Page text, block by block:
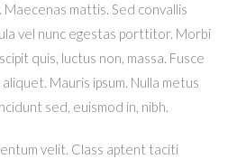
mattis. Sed convallis
vel nunc egestas porttitor. Morbi
quis, luctus non, massa. Fusce
Mauris ipsum. Nulla metus
sed, euismod in, nibh.
velit. Class aptent taciti